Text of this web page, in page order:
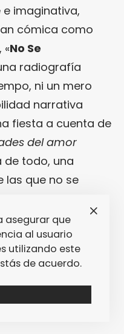
imaginativa,
cómica como
«No Se
radiografía
ni un mero
narrativa
fiesta a cuenta de
del amor
de todo, una
las que no se
alturas del
leído «
deberías ser tan
alguna.
asegurar que
al usuario
utilizando este
de acuerdo.